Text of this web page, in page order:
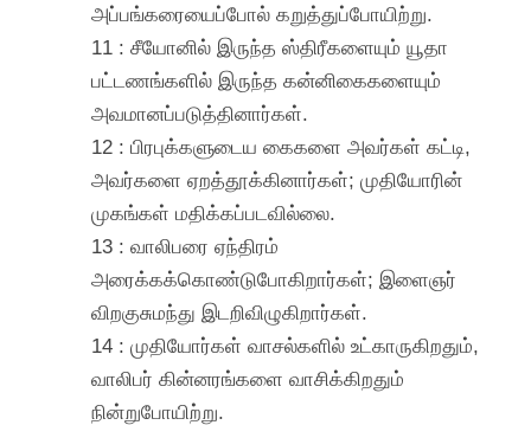
அப்பங்கரையைப்போல் கறுத்துப்போயிற்று.
11 : சீயோனில் இருந்த ஸ்திரீகளையும் யூதா
பட்டணங்களில் இருந்த கன்னிகைகளையும்
அவமானப்படுத்தினார்கள்.
12 : பிரபுக்களுடைய கைகளை அவர்கள் கட்டி,
அவர்களை ஏறத்தூக்கினார்கள்; முதியோரின்
முகங்கள் மதிக்கப்படவில்லை.
13 : வாலிபரை ஏந்திரம்
அரைக்கக்கொண்டுபோகிறார்கள்; இளைஞர்
விறகுசுமந்து இடறிவிழுகிறார்கள்.
14 : முதியோர்கள் வாசல்களில் உட்காருகிறதும்,
வாலிபர் கின்னரங்களை வாசிக்கிறதும்
நின்றுபோயிற்று.